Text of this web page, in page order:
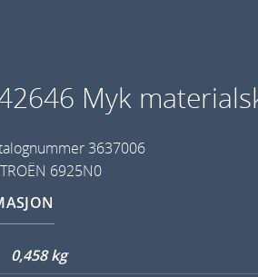
Myk
3637006
6925N0
0,458 kg